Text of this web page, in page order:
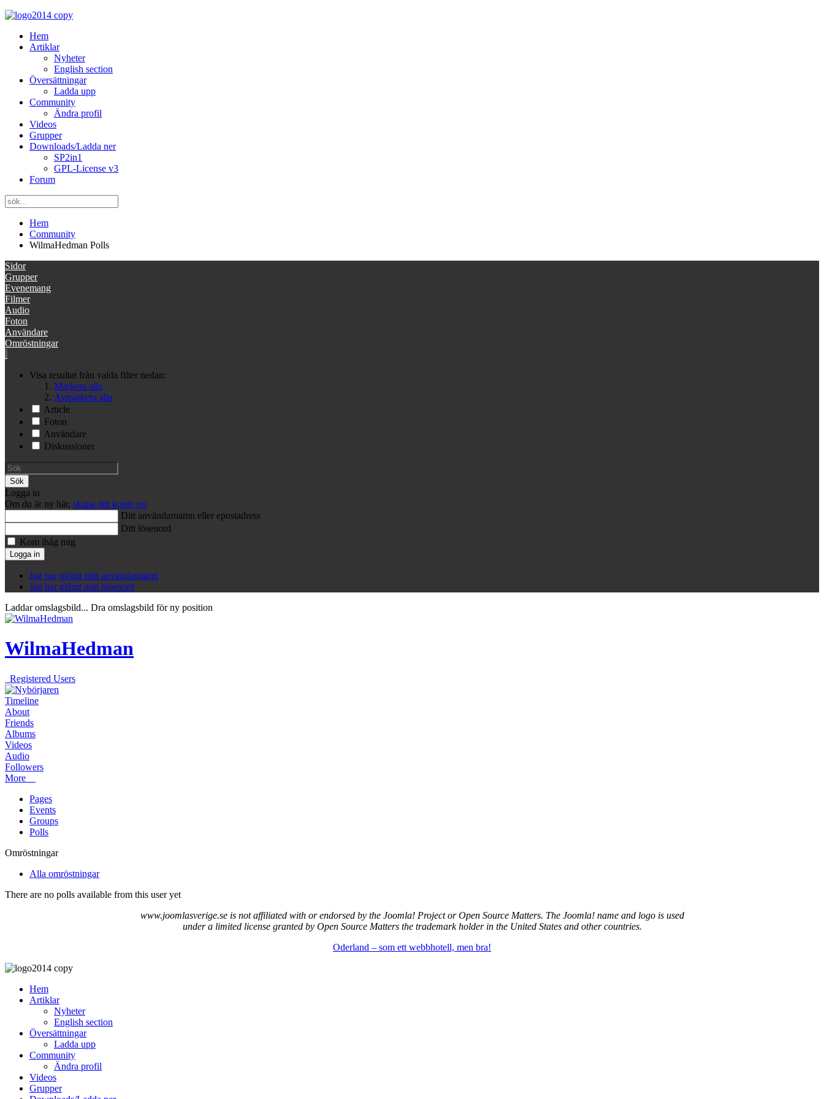
Hem
Artiklar
Nyheter
English section
Översättningar
Ladda upp
Community
Ändra profil
Videos
Grupper
Downloads/Ladda ner
SP2in1
GPL-License v3
Forum
Hem
Community
WilmaHedman Polls
Sidor
Grupper
Evenemang
Filmer
Audio
Foton
Användare
Omröstningar
Visa resultat från valda filter nedan:
Markera alla
Avmarkera alla
Article
Foton
Användare
Diskussioner
Sök
Logga in
Om du är ny här, skapa ditt konto nu
Ditt användarnamn eller epostadress
Ditt lösenord
Kom ihåg mig
Logga in
Jag har glömt mitt användarnamn
Jag har glömt mitt lösenord
Laddar omslagsbild... Dra omslagsbild för ny position
WilmaHedman
Registered Users
Timeline
About
Friends
Albums
Videos
Audio
Followers
More
Pages
Events
Groups
Polls
Omröstningar
Alla omröstningar
There are no polls available from this user yet
www.joomlasverige.se is not affiliated with or endorsed by the Joomla! Project or Open Source Matters. The Joomla! name and logo is used
under a limited license granted by Open Source Matters the trademark holder in the United States and other countries.
Oderland – som ett webbhotell, men bra!
Hem
Artiklar
Nyheter
English section
Översättningar
Ladda upp
Community
Ändra profil
Videos
Grupper